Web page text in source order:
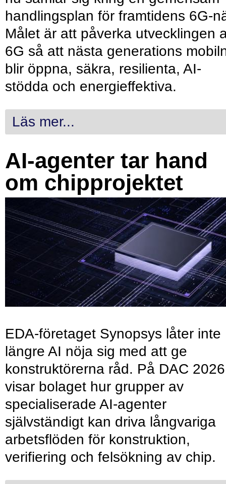
handlingsplan för framtidens 6G-
Målet är att påverka utvecklingen
6G så att nästa generations
blir öppna, säkra, resilienta, AI-
stödda och energieffektiva.
Läs mer...
AI-agenter tar hand
om chipprojektet
EDA-företaget Synopsys låter inte
längre AI nöja sig med att ge
konstruktörerna råd. På DAC 2026
visar bolaget hur grupper av
specialiserade AI-agenter
självständigt kan driva långvariga
arbetsflöden för konstruktion,
verifiering och felsökning av chip.